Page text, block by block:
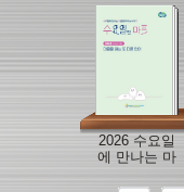
2026 수요일
에 만나는 마